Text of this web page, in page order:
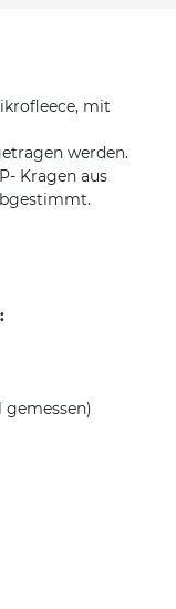
mit
werden.
Kragen aus
gemessen)